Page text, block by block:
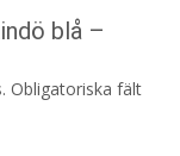
blå –
Obligatoriska fält